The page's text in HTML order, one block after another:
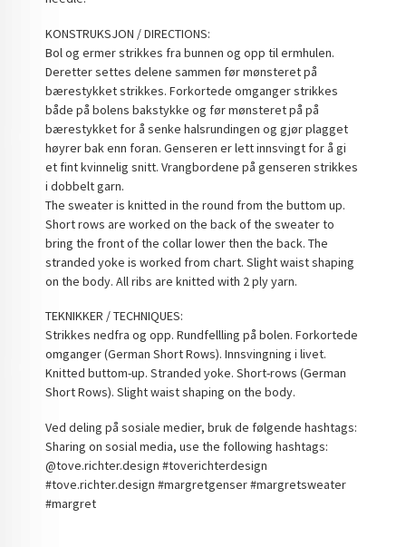
KONSTRUKSJON / DIRECTIONS:
Bol og ermer strikkes fra bunnen og opp til ermhulen.
Deretter settes delene sammen før mønsteret på
bærestykket strikkes. Forkortede omganger strikkes
både på bolens bakstykke og før mønsteret på på
bærestykket for å senke halsrundingen og gjør plagget
høyrer bak enn foran. Genseren er lett innsvingt for å gi
et fint kvinnelig snitt. Vrangbordene på genseren strikkes
i dobbelt garn.
The sweater is knitted in the round from the buttom up.
Short rows are worked on the back of the sweater to
bring the front of the collar lower then the back. The
stranded yoke is worked from chart. Slight waist shaping
on the body. All ribs are knitted with 2 ply yarn.
TEKNIKKER / TECHNIQUES:
Strikkes nedfra og opp. Rundfellling på bolen. Forkortede
omganger (German Short Rows). Innsvingning i livet.
Knitted buttom-up. Stranded yoke. Short-rows (German
Short Rows). Slight waist shaping on the body.
Ved deling på sosiale medier, bruk de følgende hashtags:
Sharing on sosial media, use the following hashtags:
@tove.richter.design #toverichterdesign
#tove.richter.design #margretgenser #margretsweater
#margret